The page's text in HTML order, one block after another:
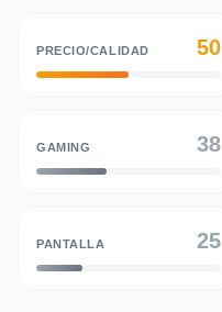
PRECIO/CALIDAD 50
GAMING 38
PANTALLA 25